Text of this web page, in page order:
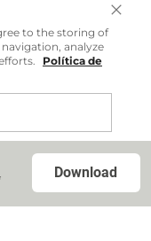
Download
estiver.
to the storing of
analyze
Política de